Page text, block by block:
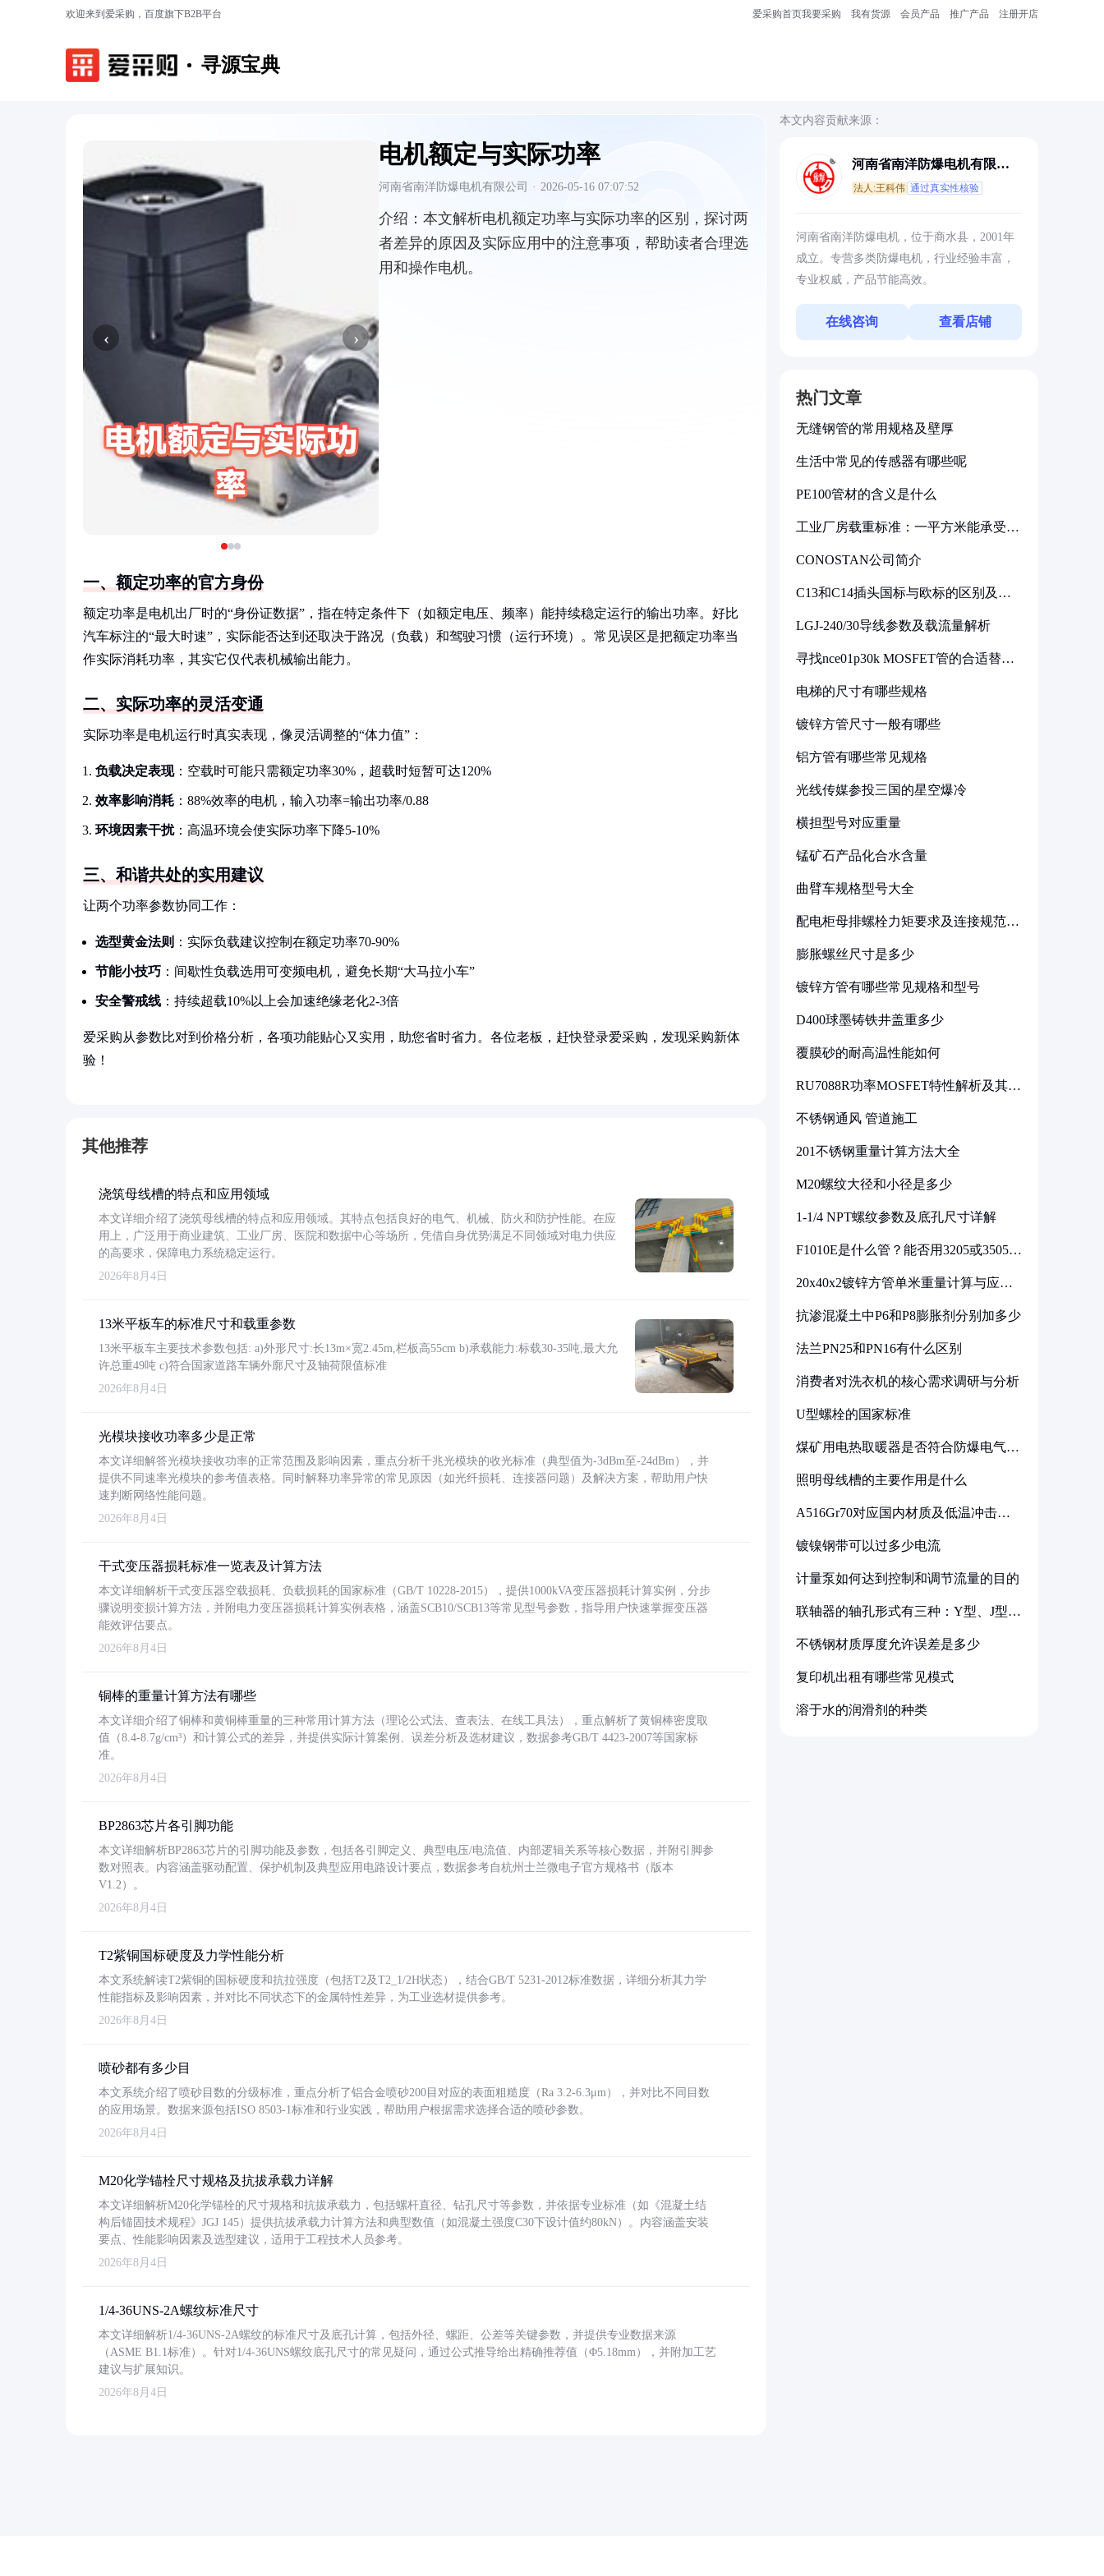
欢迎来到爱采购，百度旗下B2B平台 爱采购首页我要采购 我有货源 会员产品 推广产品 注册开店
寻源宝典
‹ ›
电机额定与实际功率
河南省南洋防爆电机有限公司 · 2026-05-16 07:07:52
介绍： 本文解析电机额定功率与实际功率的区别，探讨两
者差异的原因及实际应用中的注意事项，帮助读者合理选
用和操作电机。
一、额定功率的官方身份
额定功率是电机出厂时的“身份证数据”，指在特定条件下（如额定电压、频率）能持续稳定运行的输出功率。好比
汽车标注的“最大时速”，实际能否达到还取决于路况（负载）和驾驶习惯（运行环境）。常见误区是把额定功率当
作实际消耗功率，其实它仅代表机械输出能力。
二、实际功率的灵活变通
实际功率是电机运行时真实表现，像灵活调整的“体力值”：
负载决定表现：空载时可能只需额定功率30%，超载时短暂可达120%
效率影响消耗 ：88%效率的电机，输入功率=输出功率/0.88
环境因素干扰：高温环境会使实际功率下降5-10%
三、和谐共处的实用建议
让两个功率参数协同工作：
选型黄金法则 ：实际负载建议控制在额定功率70-90%
节能小技巧 ：间歇性负载选用可变频电机，避免长期“大马拉小车”
安全警戒线 ：持续超载10%以上会加速绝缘老化2-3倍
爱采购从参数比对到价格分析，各项功能贴心又实用，助您省时省力。各位老板，赶快登录爱采购，发现采购新体
验！
其他推荐
浇筑母线槽的特点和应用领域
本文详细介绍了浇筑母线槽的特点和应用领域。其特点包括良好的电气、机械、防火和防护性能。在应
用上，广泛用于商业建筑、工业厂房、医院和数据中心等场所，凭借自身优势满足不同领域对电力供应
的高要求，保障电力系统稳定运行。
2026年8月4日
13米平板车的标准尺寸和载重参数
13米平板车主要技术参数包括: a)外形尺寸:长13m×宽2.45m,栏板高55cm b)承载能力:标载30-35吨,最大允
许总重49吨 c)符合国家道路车辆外廓尺寸及轴荷限值标准
2026年8月4日
光模块接收功率多少是正常
本文详细解答光模块接收功率的正常范围及影响因素，重点分析千兆光模块的收光标准（典型值为-3dBm至-24dBm），并
提供不同速率光模块的参考值表格。同时解释功率异常的常见原因（如光纤损耗、连接器问题）及解决方案，帮助用户快
速判断网络性能问题。
2026年8月4日
干式变压器损耗标准一览表及计算方法
本文详细解析干式变压器空载损耗、负载损耗的国家标准（GB/T 10228-2015），提供1000kVA变压器损耗计算实例，分步
骤说明变损计算方法，并附电力变压器损耗计算实例表格，涵盖SCB10/SCB13等常见型号参数，指导用户快速掌握变压器
能效评估要点。
2026年8月4日
铜棒的重量计算方法有哪些
本文详细介绍了铜棒和黄铜棒重量的三种常用计算方法（理论公式法、查表法、在线工具法），重点解析了黄铜棒密度取
值（8.4-8.7g/cm³）和计算公式的差异，并提供实际计算案例、误差分析及选材建议，数据参考GB/T 4423-2007等国家标
准。
2026年8月4日
BP2863芯片各引脚功能
本文详细解析BP2863芯片的引脚功能及参数，包括各引脚定义、典型电压/电流值、内部逻辑关系等核心数据，并附引脚参
数对照表。内容涵盖驱动配置、保护机制及典型应用电路设计要点，数据参考自杭州士兰微电子官方规格书（版本
V1.2）。
2026年8月4日
T2紫铜国标硬度及力学性能分析
本文系统解读T2紫铜的国标硬度和抗拉强度（包括T2及T2_1/2H状态），结合GB/T 5231-2012标准数据，详细分析其力学
性能指标及影响因素，并对比不同状态下的金属特性差异，为工业选材提供参考。
2026年8月4日
喷砂都有多少目
本文系统介绍了喷砂目数的分级标准，重点分析了铝合金喷砂200目对应的表面粗糙度（Ra 3.2-6.3μm），并对比不同目数
的应用场景。数据来源包括ISO 8503-1标准和行业实践，帮助用户根据需求选择合适的喷砂参数。
2026年8月4日
M20化学锚栓尺寸规格及抗拔承载力详解
本文详细解析M20化学锚栓的尺寸规格和抗拔承载力，包括螺杆直径、钻孔尺寸等参数，并依据专业标准（如《混凝土结
构后锚固技术规程》JGJ 145）提供抗拔承载力计算方法和典型数值（如混凝土强度C30下设计值约80kN）。内容涵盖安装
要点、性能影响因素及选型建议，适用于工程技术人员参考。
2026年8月4日
1/4-36UNS-2A螺纹标准尺寸
本文详细解析1/4-36UNS-2A螺纹的标准尺寸及底孔计算，包括外径、螺距、公差等关键参数，并提供专业数据来源
（ASME B1.1标准）。针对1/4-36UNS螺纹底孔尺寸的常见疑问，通过公式推导给出精确推荐值（Φ5.18mm），并附加工艺
建议与扩展知识。
2026年8月4日
本文内容贡献来源：
河南省南洋防爆电机有限公
法人:王科伟 通过真实性核验
河南省南洋防爆电机，位于商水县，2001年
成立。专营多类防爆电机，行业经验丰富，
专业权威，产品节能高效。
在线咨询 查看店铺
热门文章
无缝钢管的常用规格及壁厚
生活中常见的传感器有哪些呢
PE100管材的含义是什么
工业厂房载重标准：一平方米能承受多
CONOSTAN公司简介
C13和C14插头国标与欧标的区别及其
LGJ-240/30导线参数及载流量解析
寻找nce01p30k MOSFET管的合适替代
电梯的尺寸有哪些规格
镀锌方管尺寸一般有哪些
铝方管有哪些常见规格
光线传媒参投三国的星空爆冷
横担型号对应重量
锰矿石产品化合水含量
曲臂车规格型号大全
配电柜母排螺栓力矩要求及连接规范详
膨胀螺丝尺寸是多少
镀锌方管有哪些常见规格和型号
D400球墨铸铁井盖重多少
覆膜砂的耐高温性能如何
RU7088R功率MOSFET特性解析及其在
不锈钢通风 管道施工
201不锈钢重量计算方法大全
M20螺纹大径和小径是多少
1-1/4 NPT螺纹参数及底孔尺寸详解
F1010E是什么管？能否用3205或3505代
20x40x2镀锌方管单米重量计算与应用
抗渗混凝土中P6和P8膨胀剂分别加多少
法兰PN25和PN16有什么区别
消费者对洗衣机的核心需求调研与分析
U型螺栓的国家标准
煤矿用电热取暖器是否符合防爆电气设
照明母线槽的主要作用是什么
A516Gr70对应国内材质及低温冲击要
镀镍钢带可以过多少电流
计量泵如何达到控制和调节流量的目的
联轴器的轴孔形式有三种：Y型、J型、
不锈钢材质厚度允许误差是多少
复印机出租有哪些常见模式
溶于水的润滑剂的种类